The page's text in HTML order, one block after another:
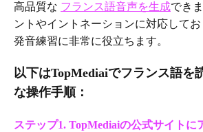
高品質な フランス語音声を生成でき
ントやイントネーションに対応して
発音練習に非常に役立ちます。
以下はTopMediaiでフランス語を
な操作手順：
ステップ1. TopMediaiの公式サイトに